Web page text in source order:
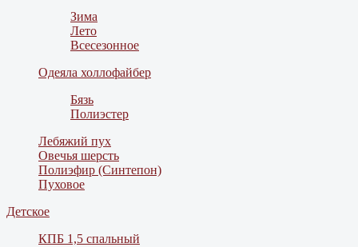
Зима
Лето
Всесезонное
Одеяла холлофайбер
Бязь
Полиэстер
Лебяжий пух
Овечья шерсть
Полиэфир (Синтепон)
Пуховое
Детское
КПБ 1,5 спальный